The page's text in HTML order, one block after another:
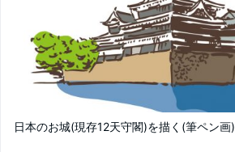
日本のお城(現存12天守閣)を描く(筆ペン画)